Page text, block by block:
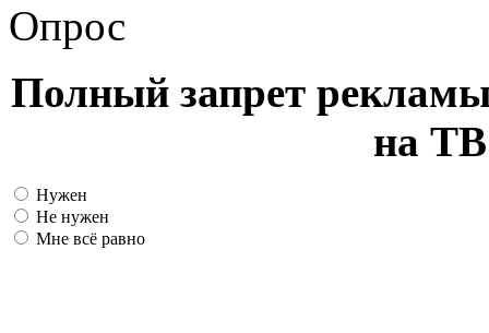
Опрос
Полный запрет
на ТВ
Нужен
Не нужен
Мне всё равно